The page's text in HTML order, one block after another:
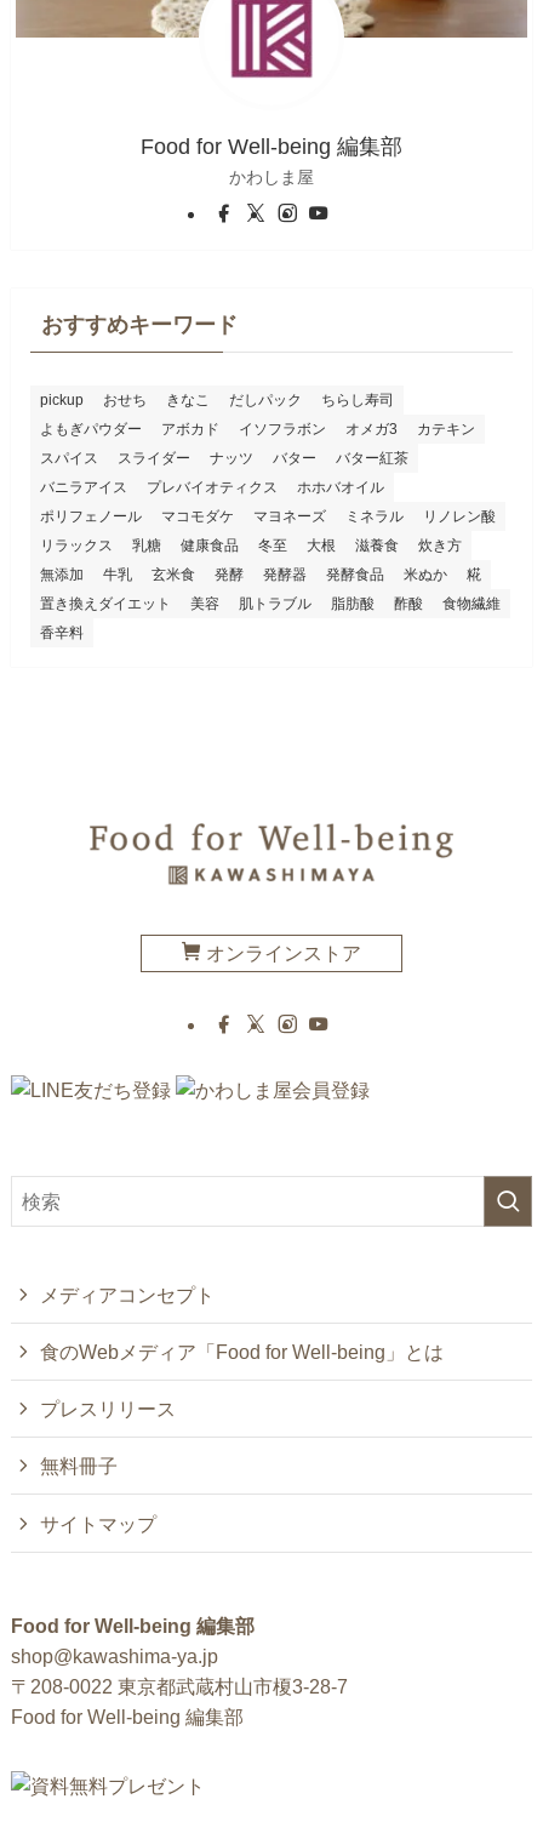
Food for Well-being 編集部
かわしま屋
おすすめキーワード
pickup おせち きなこ だしパック
ちらし寿司
よもぎパウダー
アボカド イソフラボン オメガ3
カテキン
スパイス
スライダー ナッツ バター
バター紅茶
バニラアイス
プレバイオティクス
ホホバオイル
ポリフェノール
マコモダケ マヨネーズ ミネラル
リノレン酸
リラックス
乳糖 健康食品 冬至 大根 滋養食
炊き方
無添加
牛乳 玄米食 発酵 発酵器 発酵食品 米ぬか
糀
置き換えダイエット
美容 肌トラブル 脂肪酸 酢酸
食物繊維
香辛料
オンラインストア
メディアコンセプト
食のWebメディア「Food for Well-being」とは
プレスリリース
無料冊子
サイトマップ
Food for Well-being 編集部
shop@kawashima-ya.jp
〒208-0022 東京都武蔵村山市榎3-28-7
Food for Well-being 編集部